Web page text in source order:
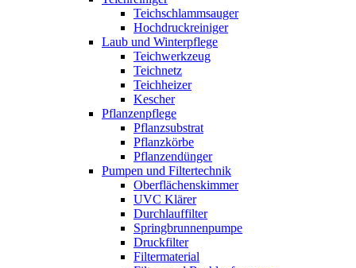
Teichschlammsauger
Hochdruckreiniger
Laub und Winterpflege
Teichwerkzeug
Teichnetz
Teichheizer
Kescher
Pflanzenpflege
Pflanzsubstrat
Pflanzkörbe
Pflanzendünger
Pumpen und Filtertechnik
Oberflächenskimmer
UVC Klärer
Durchlauffilter
Springbrunnenpumpe
Druckfilter
Filtermaterial